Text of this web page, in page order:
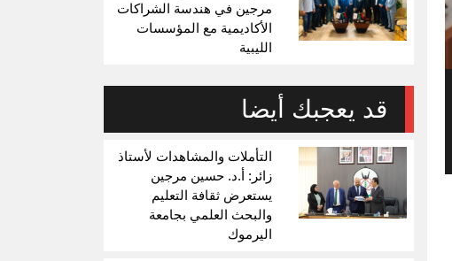
مرجين في هندسة الشراكات
الأكاديمية مع المؤسسات
الليبية
قد يعجبك أيضا
التأملات والمشاهدات لأستاذ
زائر: أ.د. حسين مرجين
يستعرض ثقافة التعليم
والبحث العلمي بجامعة
اليرموك